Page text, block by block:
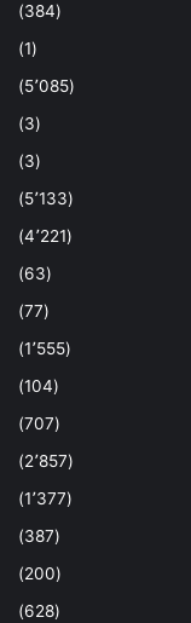
(384)
(1)
(5٬085)
(3)
(3)
(5٬133)
(4٬221)
(63)
(77)
(1٬555)
(104)
(707)
(2٬857)
(1٬377)
(387)
(200)
(628)